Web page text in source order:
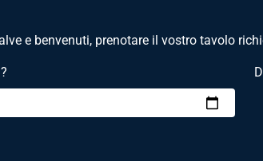
e benvenuti, prenotare il vostro tavolo